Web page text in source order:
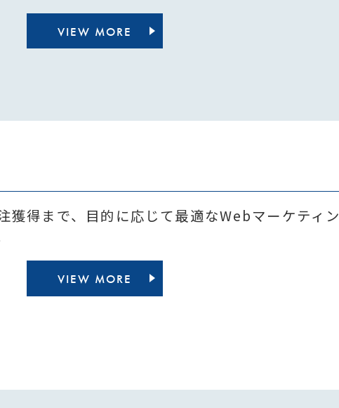
VIEW MORE
獲得まで、⽬的に応じて最適なWebマーケティン
VIEW MORE